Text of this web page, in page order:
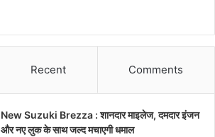
Recent Comments
New Suzuki Brezza : शानदार माइलेज, दमदार इंजन
और नए लुक के साथ जल्द मचाएगी धमाल